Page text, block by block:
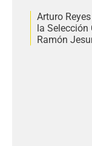
Arturo
la Selección
Ramón